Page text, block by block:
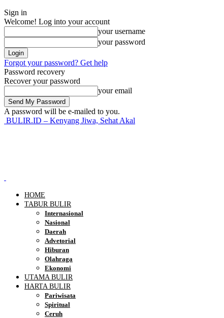
Sign in
Welcome! Log into your account
your username
your password
Forgot your password? Get help
Password recovery
Recover your password
your email
A password will be e-mailed to you.
BULIR.ID – Kenyang Jiwa, Sehat Akal
HOME
TABUR BULIR
Internasional
Nasional
Daerah
Advetorial
Hiburan
Olahraga
Ekonomi
UTAMA BULIR
HARTA BULIR
Pariwisata
Spiritual
Ceruh